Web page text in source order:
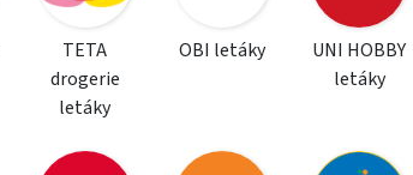
TETA
drogerie
letáky
OBI letáky
UNI HOBBY
letáky